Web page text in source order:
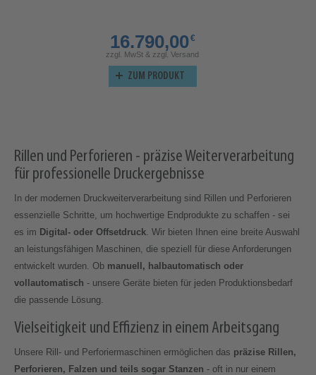
16.790,00€
zzgl. MwSt & zzgl. Versand
ZUM PRODUKT
Rillen und Perforieren - präzise Weiterverarbeitung
für professionelle Druckergebnisse
In der modernen Druckweiterverarbeitung sind Rillen und Perforieren
essenzielle Schritte, um hochwertige Endprodukte zu schaffen - sei
es im Digital- oder Offsetdruck . Wir bieten Ihnen eine breite Auswahl
an leistungsfähigen Maschinen, die speziell für diese Anforderungen
entwickelt wurden. Ob manuell, halbautomatisch oder
vollautomatisch - unsere Geräte bieten für jeden Produktionsbedarf
die passende Lösung.
Vielseitigkeit und Effizienz in einem Arbeitsgang
Unsere Rill- und Perforiermaschinen ermöglichen das präzise Rillen,
Perforieren, Falzen und teils sogar Stanzen - oft in nur einem